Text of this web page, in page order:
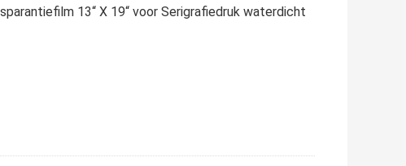
13“ X 19“ voor Serigrafiedruk waterdicht